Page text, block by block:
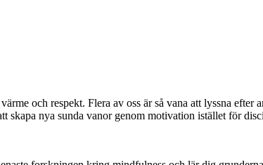
och respekt. Flera av oss är så vana att lyssna efter
skapa nya sunda vanor genom motivation istället för